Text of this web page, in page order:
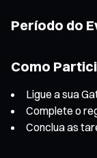
Período do
Como
Ligue a sua
Complete o
Conclua as